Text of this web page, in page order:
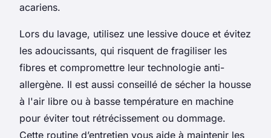
acariens.
Lors du lavage, utilisez une lessive douce et évitez
les adoucissants, qui risquent de fragiliser les
fibres et compromettre leur technologie anti-
allergène. Il est aussi conseillé de sécher la housse
à l'air libre ou à basse température en machine
pour éviter tout rétrécissement ou dommage.
Cette routine d’entretien vous aide à maintenir les